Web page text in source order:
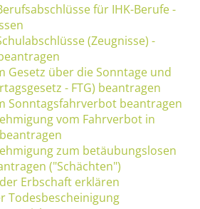
für IHK-Berufe -
(Zeugnisse) -
Gesetz über die Sonntage und
- FTG) beantragen
Sonntagsfahrverbot beantragen
vom Fahrverbot in
zum betäubungslosen
("Schächten")
Erbschaft erklären
Todesbescheinigung